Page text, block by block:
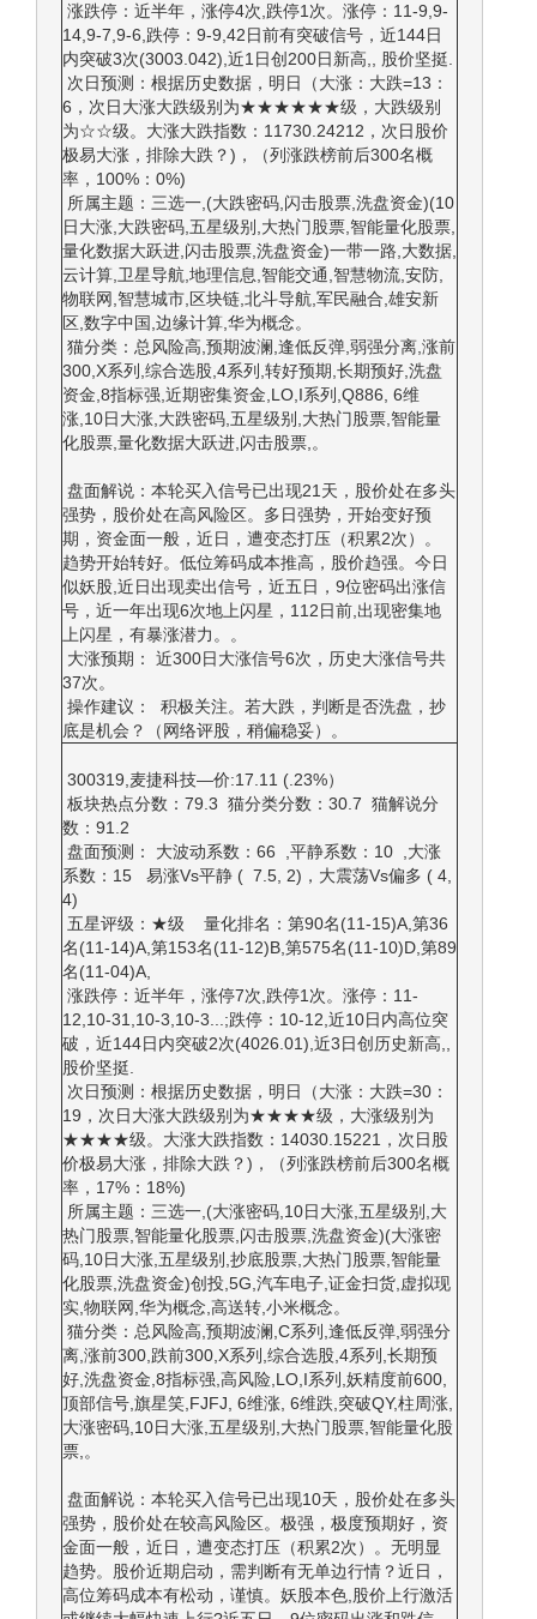
涨跌停：近半年，涨停4次,跌停1次。涨停：11-9,9-
14,9-7,9-6,跌停：9-9,42日前有突破信号，近144日
内突破3次(3003.042),近1日创200日新高,, 股价坚挺.
次日预测：根据历史数据，明日（大涨：大跌=13：
6，次日大涨大跌级别为★★★★★★级，大跌级别
为☆☆级。大涨大跌指数：11730.24212，次日股价
极易大涨，排除大跌？)，（列涨跌榜前后300名概
率，100%：0%)
所属主题：三选一,(大跌密码,闪击股票,洗盘资金)(10
日大涨,大跌密码,五星级别,大热门股票,智能量化股票,
量化数据大跃进,闪击股票,洗盘资金)一带一路,大数据,
云计算,卫星导航,地理信息,智能交通,智慧物流,安防,
物联网,智慧城市,区块链,北斗导航,军民融合,雄安新
区,数字中国,边缘计算,华为概念。
猫分类：总风险高,预期波澜,逢低反弹,弱强分离,涨前
300,X系列,综合选股,4系列,转好预期,长期预好,洗盘
资金,8指标强,近期密集资金,LO,I系列,Q886, 6维
涨,10日大涨,大跌密码,五星级别,大热门股票,智能量
化股票,量化数据大跃进,闪击股票,。
盘面解说：本轮买入信号已出现21天，股价处在多头
强势，股价处在高风险区。多日强势，开始变好预
期，资金面一般，近日，遭变态打压（积累2次）。
趋势开始转好。低位筹码成本推高，股价趋强。今日
似妖股,近日出现卖出信号，近五日，9位密码出涨信
号，近一年出现6次地上闪星，112日前,出现密集地
上闪星，有暴涨潜力。。
大涨预期： 近300日大涨信号6次，历史大涨信号共
37次。
操作建议： 积极关注。若大跌，判断是否洗盘，抄
底是机会？（网络评股，稍偏稳妥）。
300319,麦捷科技—价:17.11 (.23%）
板块热点分数：79.3 猫分类分数：30.7 猫解说分
数：91.2
盘面预测： 大波动系数：66 ,平静系数：10 ,大涨
系数：15 易涨Vs平静 ( 7.5, 2)，大震荡Vs偏多 ( 4,
4)
五星评级：★级 量化排名：第90名(11-15)A,第36
名(11-14)A,第153名(11-12)B,第575名(11-10)D,第89
名(11-04)A,
涨跌停：近半年，涨停7次,跌停1次。涨停：11-
12,10-31,10-3,10-3...;跌停：10-12,近10日内高位突
破，近144日内突破2次(4026.01),近3日创历史新高,,
股价坚挺.
次日预测：根据历史数据，明日（大涨：大跌=30：
19，次日大涨大跌级别为★★★★级，大涨级别为
★★★★级。大涨大跌指数：14030.15221，次日股
价极易大涨，排除大跌？)，（列涨跌榜前后300名概
率，17%：18%)
所属主题：三选一,(大涨密码,10日大涨,五星级别,大
热门股票,智能量化股票,闪击股票,洗盘资金)(大涨密
码,10日大涨,五星级别,抄底股票,大热门股票,智能量
化股票,洗盘资金)创投,5G,汽车电子,证金扫货,虚拟现
实,物联网,华为概念,高送转,小米概念。
猫分类：总风险高,预期波澜,C系列,逢低反弹,弱强分
离,涨前300,跌前300,X系列,综合选股,4系列,长期预
好,洗盘资金,8指标强,高风险,LO,I系列,妖精度前600,
顶部信号,旗星笑,FJFJ, 6维涨, 6维跌,突破QY,柱周涨,
大涨密码,10日大涨,五星级别,大热门股票,智能量化股
票,。
盘面解说：本轮买入信号已出现10天，股价处在多头
强势，股价处在较高风险区。极强，极度预期好，资
金面一般，近日，遭变态打压（积累2次）。无明显
趋势。股价近期启动，需判断有无单边行情？近日，
高位筹码成本有松动，谨慎。妖股本色,股价上行激活